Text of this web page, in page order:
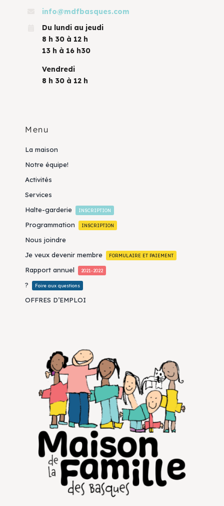
info@mdfbasques.com
Du lundi au jeudi
8 h 30 à 12 h
13 h à 16 h30
Vendredi
8 h 30 à 12 h
Menu
La maison
Notre équipe!
Activités
Services
Halte-garderie
INSCRIPTION
Programmation INSCRIPTION
Nous joindre
Je veux devenir membre
FORMULAIRE ET PAIEMENT
Rapport annuel 2021-2022
? Foire aux questions
OFFRES D’EMPLOI